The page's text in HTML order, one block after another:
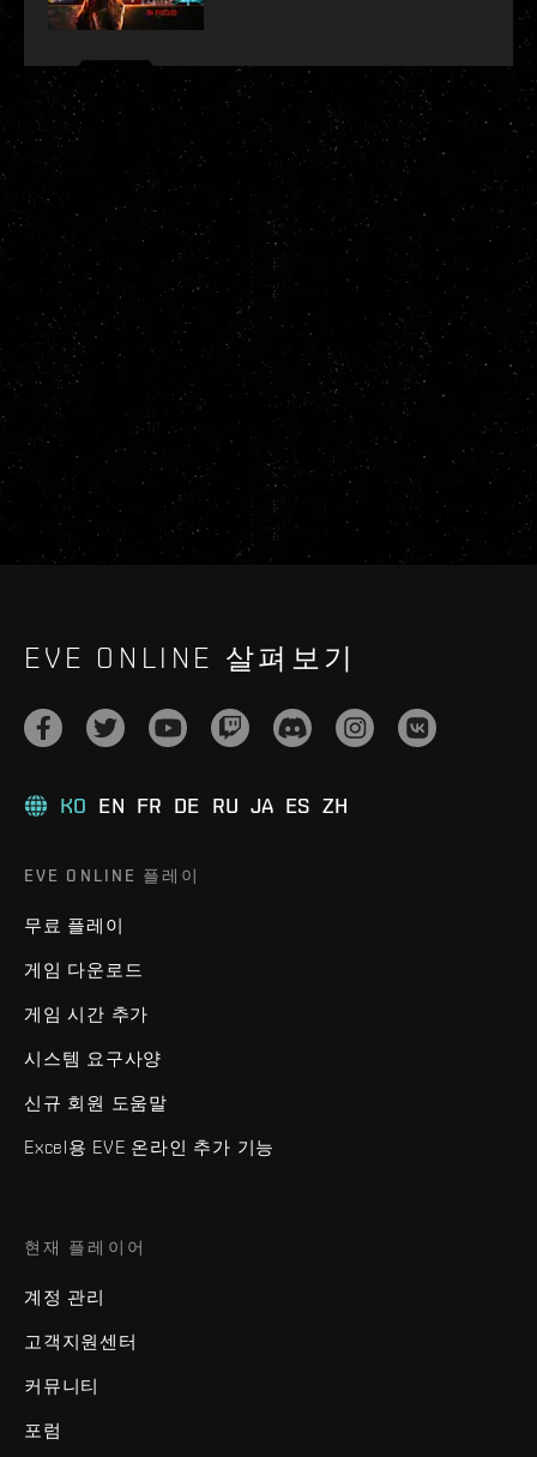
EVE ONLINE 살펴보기
KO EN FR DE RU JA ES ZH
EVE ONLINE 플레이
무료 플레이
게임 다운로드
게임 시간 추가
시스템 요구사양
신규 회원 도움말
Excel용 EVE 온라인 추가 기능
현재 플레이어
계정 관리
고객지원센터
커뮤니티
포럼